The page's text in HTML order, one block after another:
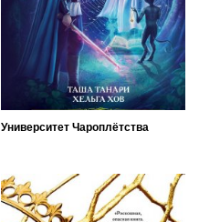
Университет Чароплётства